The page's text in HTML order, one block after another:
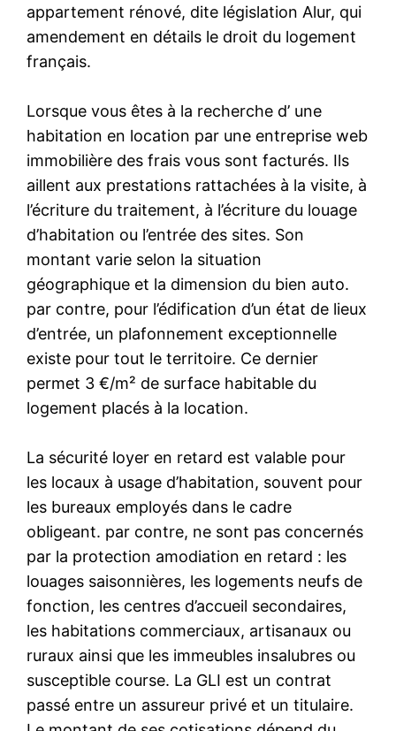
appartement rénové, dite législation Alur, qui
amendement en détails le droit du logement
français.
Lorsque vous êtes à la recherche d’ une
habitation en location par une entreprise web
immobilière des frais vous sont facturés. Ils
aillent aux prestations rattachées à la visite, à
l’écriture du traitement, à l’écriture du louage
d’habitation ou l’entrée des sites. Son
montant varie selon la situation
géographique et la dimension du bien auto.
par contre, pour l’édification d’un état de lieux
d’entrée, un plafonnement exceptionnelle
existe pour tout le territoire. Ce dernier
permet 3 €/m² de surface habitable du
logement placés à la location.
La sécurité loyer en retard est valable pour
les locaux à usage d’habitation, souvent pour
les bureaux employés dans le cadre
obligeant. par contre, ne sont pas concernés
par la protection amodiation en retard : les
louages saisonnières, les logements neufs de
fonction, les centres d’accueil secondaires,
les habitations commerciaux, artisanaux ou
ruraux ainsi que les immeubles insalubres ou
susceptible course. La GLI est un contrat
passé entre un assureur privé et un titulaire.